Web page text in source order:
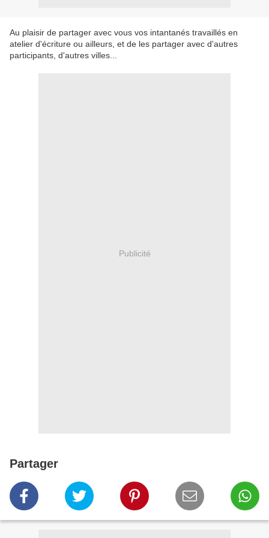
Au plaisir de partager avec vous vos intantanés travaillés en
atelier d'écriture ou ailleurs, et de les partager avec d'autres
participants, d'autres villes...
Publicité
Partager